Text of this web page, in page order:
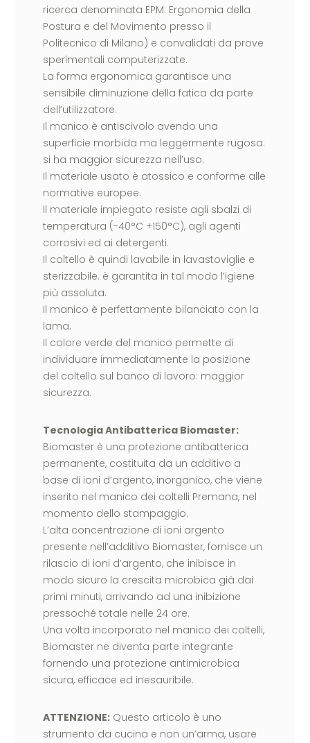
ricerca denominata EPM: Ergonomia della
Postura e del Movimento presso il
Politecnico di Milano) e convalidati da prove
sperimentali computerizzate.
La forma ergonomica garantisce una
sensibile diminuzione della fatica da parte
dell’utilizzatore.
Il manico è antiscivolo avendo una
superficie morbida ma leggermente rugosa:
si ha maggior sicurezza nell’uso.
Il materiale usato è atossico e conforme alle
normative europee.
Il materiale impiegato resiste agli sbalzi di
temperatura (-40°C +150°C), agli agenti
corrosivi ed ai detergenti.
Il coltello è quindi lavabile in lavastoviglie e
sterizzabile. è garantita in tal modo l’igiene
più assoluta.
Il manico è perfettamente bilanciato con la
lama.
Il colore verde del manico permette di
individuare immediatamente la posizione
del coltello sul banco di lavoro: maggior
sicurezza.
Tecnologia Antibatterica Biomaster:
Biomaster è una protezione antibatterica
permanente, costituita da un additivo a
base di ioni d’argento, inorganico, che viene
inserito nel manico dei coltelli Premana, nel
momento dello stampaggio.
L’alta concentrazione di ioni argento
presente nell’additivo Biomaster, fornisce un
rilascio di ioni d’argento, che inibisce in
modo sicuro la crescita microbica già dai
primi minuti, arrivando ad una inibizione
pressoché totale nelle 24 ore.
Una volta incorporato nel manico dei coltelli,
Biomaster ne diventa parte integrante
fornendo una protezione antimicrobica
sicura, efficace ed inesauribile.
ATTENZIONE: Questo articolo è uno
strumento da cucina e non un’arma, usare